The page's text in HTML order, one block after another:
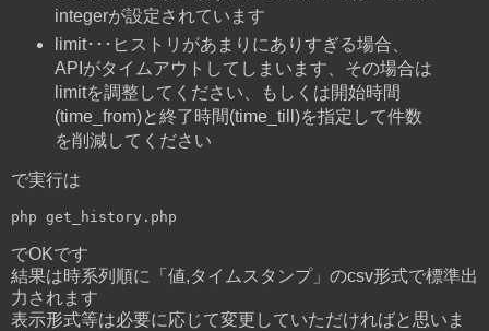
integerが設定されています
limit･･･ヒストリがあまりにありすぎる場合、
APIがタイムアウトしてしまいます、その場合は
limitを調整してください、もしくは開始時間
(time_from)と終了時間(time_till)を指定して件数
を削減してください
で実行は
php get_history.php
でOKです
結果は時系列順に「値,タイムスタンプ」のcsv形式で標準出
力されます
表示形式等は必要に応じて変更していただければと思いま